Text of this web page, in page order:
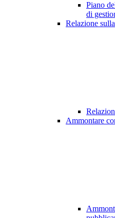
Piano
di
Relazione
Ammontare